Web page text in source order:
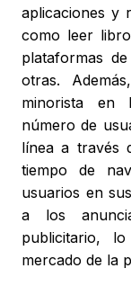
aplicaciones y
como leer
plataformas
otras.
minorista en
número de
línea a través
tiempo de
usuarios en
a los
publicitario,
mercado de la